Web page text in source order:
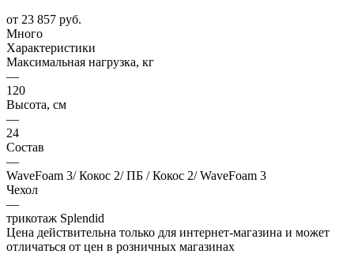
от 23 857 руб.
Много
Характеристики
Максимальная нагрузка, кг
—
120
Высота, см
—
24
Состав
—
WaveFoam 3/ Кокос 2/ ПБ / Кокос 2/ WaveFoam 3
Чехол
—
трикотаж Splendid
Цена действительна только для интернет-магазина и может
отличаться от цен в розничных магазинах